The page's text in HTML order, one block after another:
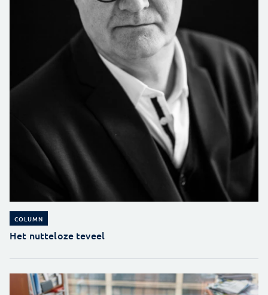
COLUMN
Het nutteloze teveel